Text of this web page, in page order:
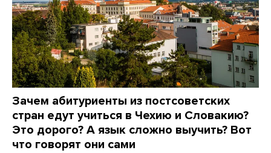
Зачем абитуриенты из постсоветских
стран едут учиться в Чехию и Словакию?
Это дорого? А язык сложно выучить? Вот
что говорят они сами